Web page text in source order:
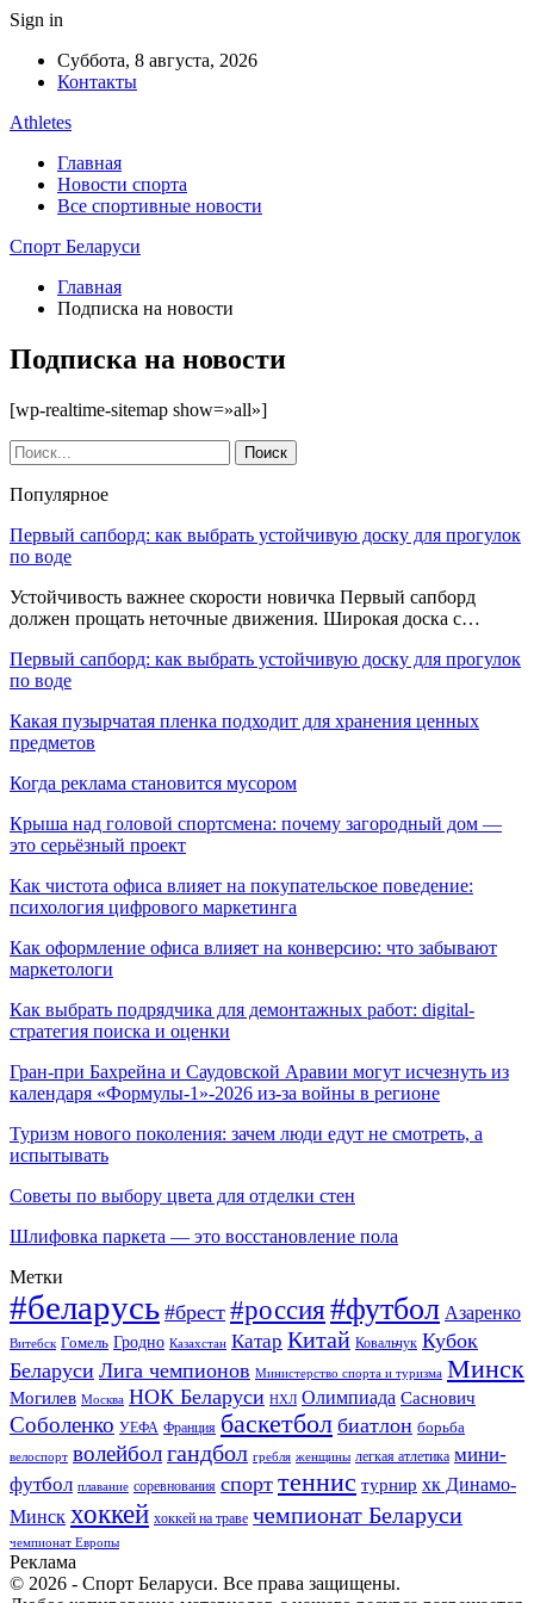
Sign in
Суббота, 8 августа, 2026
Контакты
Athletes
Главная
Новости спорта
Все спортивные новости
Спорт Беларуси
Главная
Подписка на новости
Подписка на новости
[wp-realtime-sitemap show=»all»]
Популярное
Первый сапборд: как выбрать устойчивую доску для прогулок
по воде
Устойчивость важнее скорости новичка Первый сапборд
должен прощать неточные движения. Широкая доска с…
Первый сапборд: как выбрать устойчивую доску для прогулок
по воде
Какая пузырчатая пленка подходит для хранения ценных
предметов
Когда реклама становится мусором
Крыша над головой спортсмена: почему загородный дом —
это серьёзный проект
Как чистота офиса влияет на покупательское поведение:
психология цифрового маркетинга
Как оформление офиса влияет на конверсию: что забывают
маркетологи
Как выбрать подрядчика для демонтажных работ: digital-
стратегия поиска и оценки
Гран-при Бахрейна и Саудовской Аравии могут исчезнуть из
календаря «Формулы-1»-2026 из-за войны в регионе
Туризм нового поколения: зачем люди едут не смотреть, а
испытывать
Советы по выбору цвета для отделки стен
Шлифовка паркета — это восстановление пола
Метки
#беларусь #брест #россия#футбол Азаренко
Витебск Гомель Гродно Казахстан Катар Китай Ковальчук Кубок
Беларуси Лига чемпионов Министерство спорта и туризма Минск
Могилев Москва НОК Беларуси НХЛ Олимпиада Саснович
Соболенко УЕФА Франция баскетбол биатлон борьба
велоспорт волейболгандбол гребля женщины легкая атлетика мини-
футбол плавание соревнования спорт теннис турнир хк Динамо-
Минск хоккей хоккей на траве чемпионат Беларуси
чемпионат Европы
Реклама
© 2026 - Спорт Беларуси. Все права защищены.